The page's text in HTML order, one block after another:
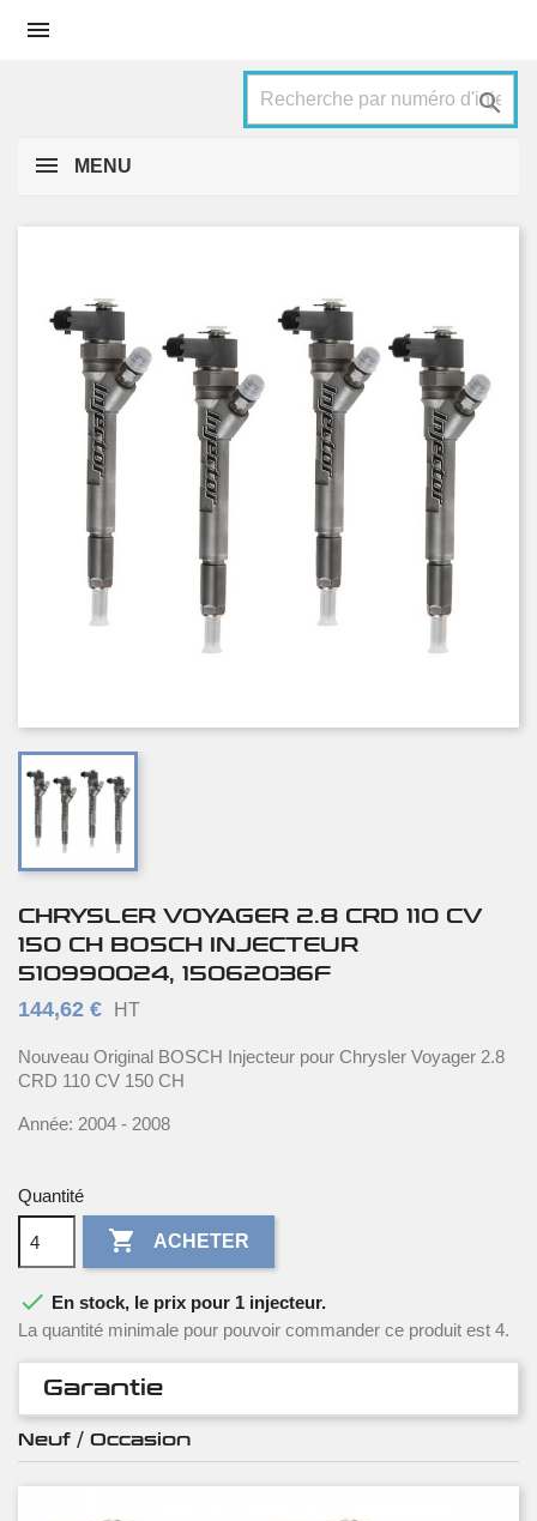


MENU
CHRYSLER VOYAGER 2.8 CRD 110 CV
150 CH BOSCH INJECTEUR
510990024, 15062036F
144,62 € HT
Nouveau Original BOSCH Injecteur pour Chrysler Voyager 2.8
CRD 110 CV 150 CH
Année: 2004 - 2008
Quantité
 ACHETER
 En stock, le prix pour 1 injecteur.
La quantité minimale pour pouvoir commander ce produit est 4.
Garantie
Neuf / Occasion